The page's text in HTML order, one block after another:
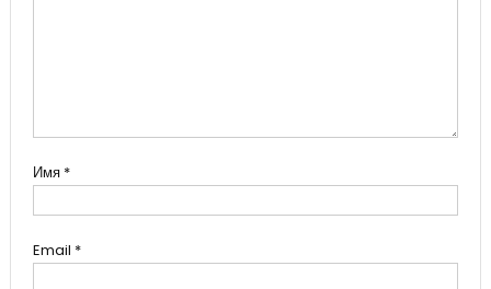
Имя *
Email *